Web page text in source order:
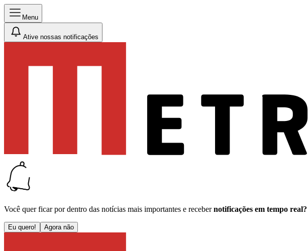
Menu
Ative nossas notificações
Você quer ficar por dentro das notícias mais importantes e receber notificações em tempo real?
Eu quero! Agora não